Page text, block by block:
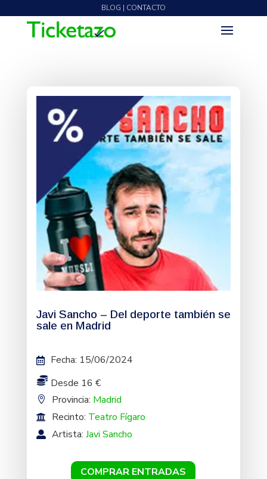
BLOG | CONTACTO
Javi Sancho – Del deporte también se
sale en Madrid
Fecha: 15/06/2024
Desde 16 €
Provincia: Madrid
Recinto: Teatro Fígaro
Artista: Javi Sancho
COMPRAR ENTRADAS